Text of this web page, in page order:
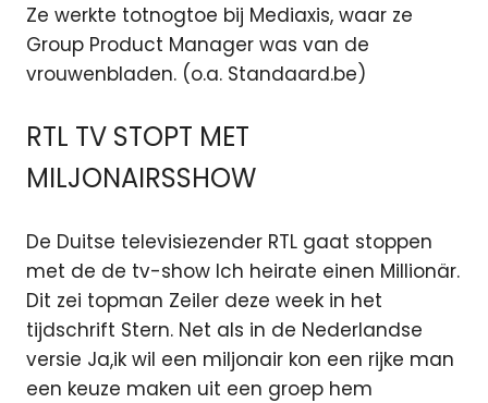
Ze werkte totnogtoe bij Mediaxis, waar ze
Group Product Manager was van de
vrouwenbladen. (o.a. Standaard.be)
RTL TV STOPT MET
MILJONAIRSSHOW
De Duitse televisiezender RTL gaat stoppen
met de de tv-show Ich heirate einen Millionär.
Dit zei topman Zeiler deze week in het
tijdschrift Stern. Net als in de Nederlandse
versie Ja,ik wil een miljonair kon een rijke man
een keuze maken uit een groep hem